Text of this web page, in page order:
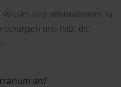
und Informationen zu
und habt die
an?